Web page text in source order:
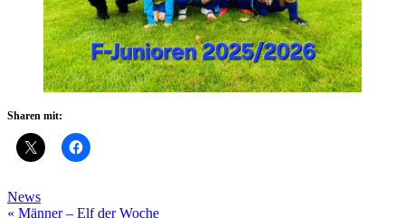
Sharen mit:
News
« Männer – Elf der Woche